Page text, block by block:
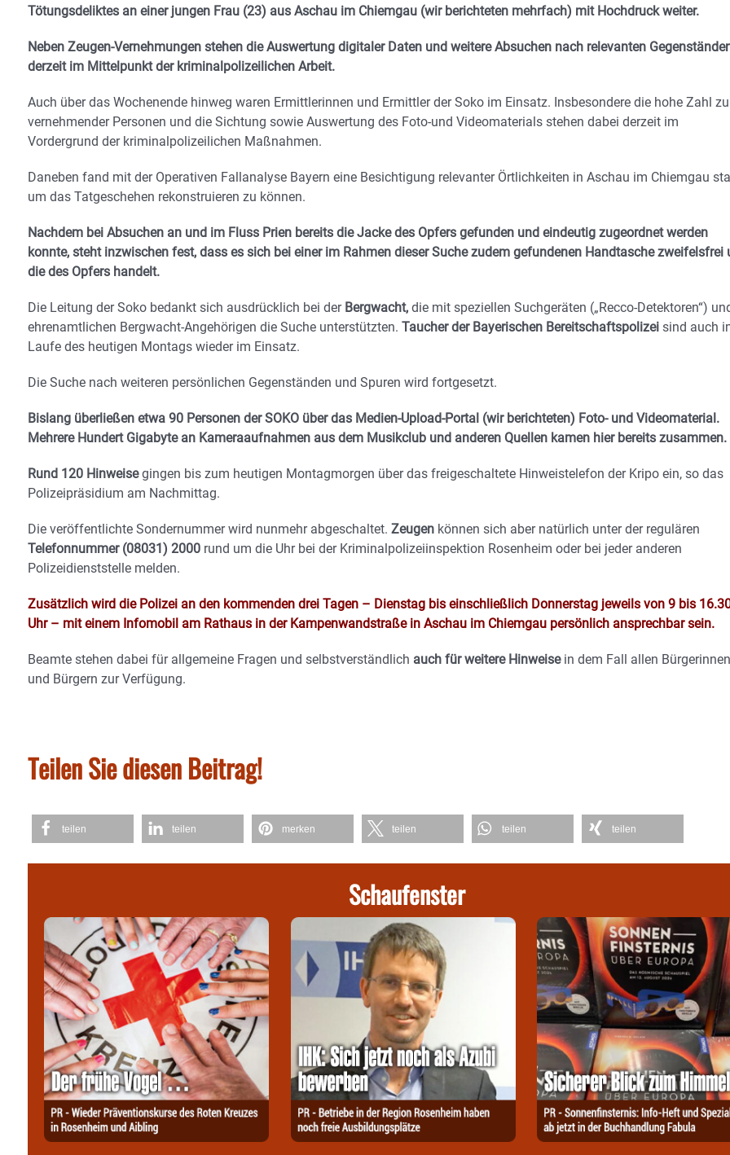
Tötungsdeliktes an einer jungen Frau (23) aus Aschau im Chiemgau (wir berichteten mehrfach) mit Hochdruck weiter.
Neben Zeugen-Vernehmungen stehen die Auswertung digitaler Daten und weitere Absuchen nach relevanten
derzeit im Mittelpunkt der kriminalpolizeilichen Arbeit.
Auch über das Wochenende hinweg waren Ermittlerinnen und Ermittler der Soko im Einsatz. Insbesondere die hohe Zahl zu
vernehmender Personen und die Sichtung sowie Auswertung des Foto-und Videomaterials stehen dabei derzeit im
Vordergrund der kriminalpolizeilichen Maßnahmen.
Daneben fand mit der Operativen Fallanalyse Bayern eine Besichtigung relevanter Örtlichkeiten in Aschau im Chiemgau
um das Tatgeschehen rekonstruieren zu können.
Nachdem bei Absuchen an und im Fluss Prien bereits die Jacke des Opfers gefunden und eindeutig zugeordnet werden
konnte, steht inzwischen fest, dass es sich bei einer im Rahmen dieser Suche zudem gefundenen Handtasche zweifelsfrei
die des Opfers handelt.
Die Leitung der Soko bedankt sich ausdrücklich bei derBergwacht, die mit speziellen Suchgeräten („Recco-Detektoren“)
ehrenamtlichen Bergwacht-Angehörigen die Suche unterstützten. Taucher der Bayerischen Bereitschaftspolizei sind auch
Laufe des heutigen Montags wieder im Einsatz.
Die Suche nach weiteren persönlichen Gegenständen und Spuren wird fortgesetzt.
Bislang überließen etwa 90 Personen der SOKO über das Medien-Upload-Portal (wir berichteten) Foto- und Videomaterial.
Mehrere Hundert Gigabyte an Kameraaufnahmen aus dem Musikclub und anderen Quellen kamen hier bereits zusammen.
Rund 120 Hinweisegingen bis zum heutigen Montagmorgen über das freigeschaltete Hinweistelefon der Kripo ein, so das
Polizeipräsidium am Nachmittag.
Die veröffentlichte Sondernummer wird nunmehr abgeschaltet. Zeugen können sich aber natürlich unter der regulären
Telefonnummer (08031) 2000 rund um die Uhr bei der Kriminalpolizeiinspektion Rosenheim oder bei jeder anderen
Polizeidienststelle melden.
Zusätzlich wird die Polizei an den kommenden drei Tagen – Dienstag bis einschließlich Donnerstag jeweils von 9 bis
Uhr – mit einem Infomobil am Rathaus in der Kampenwandstraße in Aschau im Chiemgau persönlich ansprechbar sein.
Beamte stehen dabei für allgemeine Fragen und selbstverständlich auch für weitere Hinweisein dem Fall allen Bürgerinnen
und Bürgern zur Verfügung.
Teilen Sie diesen Beitrag!
teilen teilen merken teilen teilen teilen
Schaufenster